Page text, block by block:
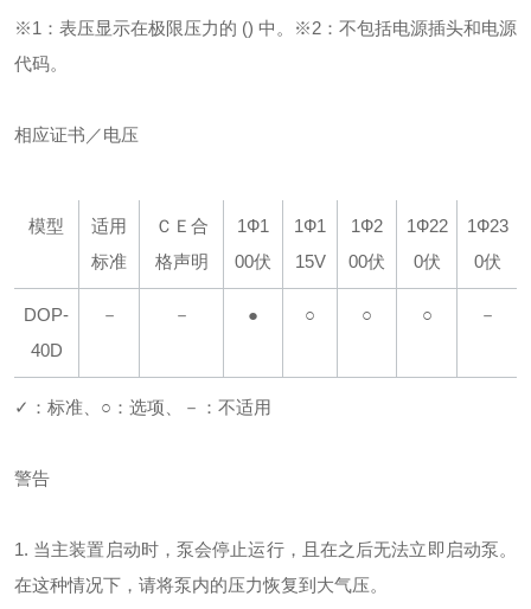
※1 ：表压显示在极限压力的 () 中。
※2：不包括电源插头和电源
代码。
相应证书／电压
模型
适用
标准
ＣＥ 合
格声明
1Ф1
00伏
1Ф1
15V
1Ф2
00伏
1Ф22
0伏
1Ф23
0伏
DOP-
40D
－ － ● ○ ○ ○ －
✓：标准、○：选项、－：不适用
警告
1. 当主装置启动时，泵会停止运行，且在之后无法立即启动泵。
在这种情况下，请将泵内的压力恢复到大气压。